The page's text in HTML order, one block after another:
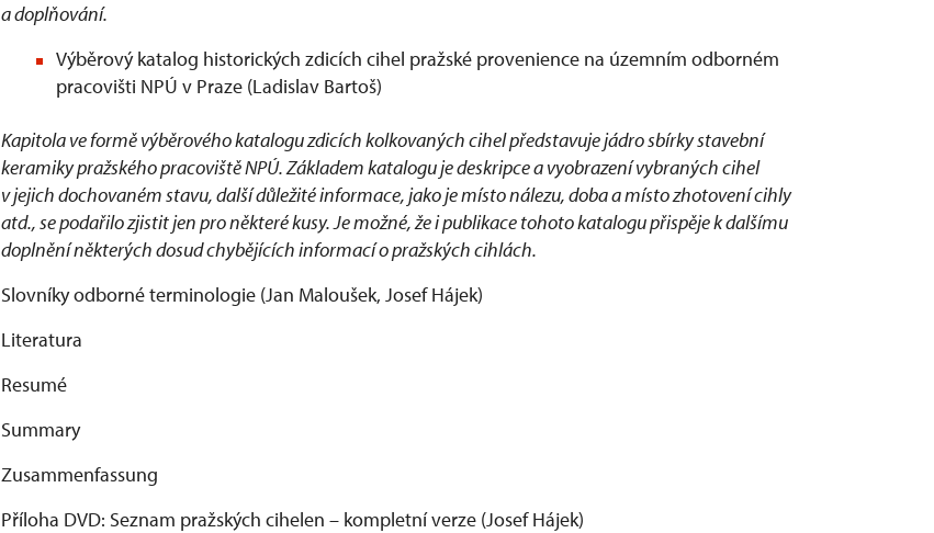
a doplňování.
Výběrový katalog historických zdicích cihel pražské provenience na územním odborném
pracovišti NPÚ v Praze (Ladislav Bartoš)
Kapitola ve formě výběrového katalogu zdicích kolkovaných cihel představuje jádro sbírky stavební
keramiky pražského pracoviště NPÚ. Základem katalogu je deskripce a vyobrazení vybraných cihel
v jejich dochovaném stavu, další důležité informace, jako je místo nálezu, doba a místo zhotovení cihly
atd., se podařilo zjistit jen pro některé kusy. Je možné, že i publikace tohoto katalogu přispěje k dalšímu
doplnění některých dosud chybějících informací o pražských cihlách.
Slovníky odborné terminologie (Jan Maloušek, Josef Hájek)
Literatura
Resumé
Summary
Zusammenfassung
Příloha DVD: Seznam pražských cihelen – kompletní verze (Josef Hájek)